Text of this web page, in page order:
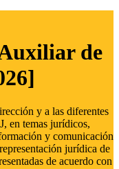
de
y a las diferentes
en temas jurídicos,
y comunicación
jurídica de
de acuerdo con